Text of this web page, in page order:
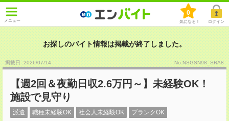
メニュー
0
気になる！ ログイン
お探しのバイト情報は掲載が終了しました。
掲載日 :2026/07/14 No.NSGSN98_SRA8
【週2回＆夜勤日収2.6万円～】未経験OK！
施設で見守り
派遣 職種未経験OK 社会人未経験OK ブランクOK